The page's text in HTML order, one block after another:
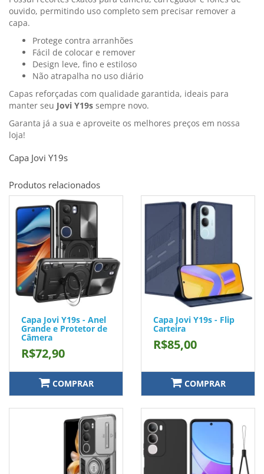
ouvido, permitindo uso completo sem precisar remover a
capa.
Protege contra arranhões
Fácil de colocar e remover
Design leve, fino e estiloso
Não atrapalha no uso diário
Capas reforçadas com qualidade garantida, ideais para
manter seu Jovi Y19s sempre novo.
Garanta já a sua e aproveite os melhores preços em nossa
loja!
Capa Jovi Y19s
Produtos relacionados
Capa Jovi Y19s - Anel
Grande e Protetor de
Câmera
R$72,90
COMPRAR
Capa Jovi Y19s - Flip
Carteira
R$85,00
COMPRAR